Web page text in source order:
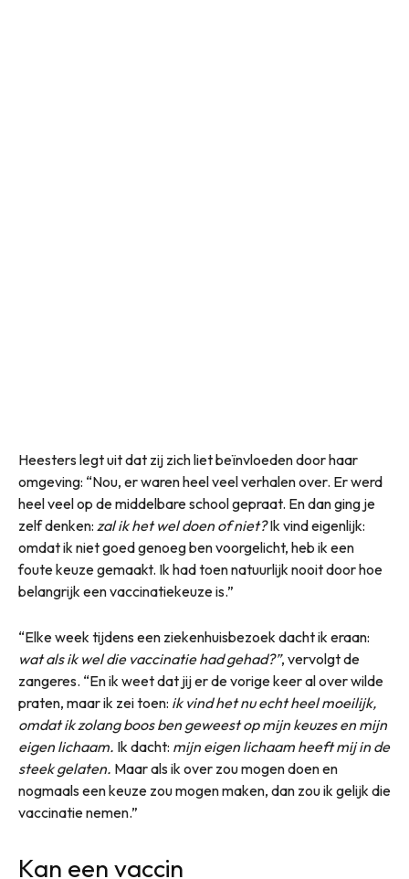
Heesters legt uit dat zij zich liet beïnvloeden door haar
omgeving: “Nou, er waren heel veel verhalen over. Er werd
heel veel op de middelbare school gepraat. En dan ging je
zelf denken: zal ik het wel doen of niet?Ik vind eigenlijk:
omdat ik niet goed genoeg ben voorgelicht, heb ik een
foute keuze gemaakt. Ik had toen natuurlijk nooit door hoe
belangrijk een vaccinatiekeuze is.”
“Elke week tijdens een ziekenhuisbezoek dacht ik eraan:
wat als ik wel die vaccinatie had gehad?”, vervolgt de
zangeres. “En ik weet dat jij er de vorige keer al over wilde
praten, maar ik zei toen: ik vind het nu echt heel moeilijk,
omdat ik zolang boos ben geweest op mijn keuzes en mijn
eigen lichaam. Ik dacht: mijn eigen lichaam heeft mij in de
steek gelaten. Maar als ik over zou mogen doen en
nogmaals een keuze zou mogen maken, dan zou ik gelijk die
vaccinatie nemen.”
Kan een vaccin